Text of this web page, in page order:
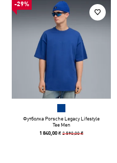
-29%
Футболка Porsche Legacy Lifestyle
Tee Men
1 840,00 ₴2 590,00 ₴